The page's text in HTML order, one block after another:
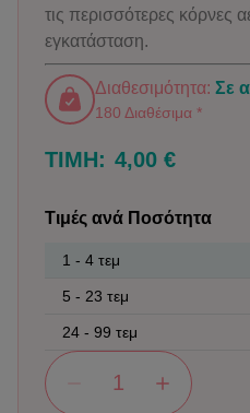
τις περισσότερες κόρνες
εγκατάσταση.
Διαθεσιμότητα: Σε
180 Διαθέσιμα *
ΤΙΜΗ: 4,00 €
Τιμές ανά Ποσότητα
1 - 4 τεμ
5 - 23 τεμ
24 - 99 τεμ